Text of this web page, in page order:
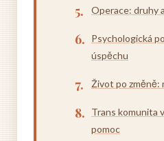
Operace: druhy
Psychologická
úspěchu
Život po změně:
Trans komunita
pomoc